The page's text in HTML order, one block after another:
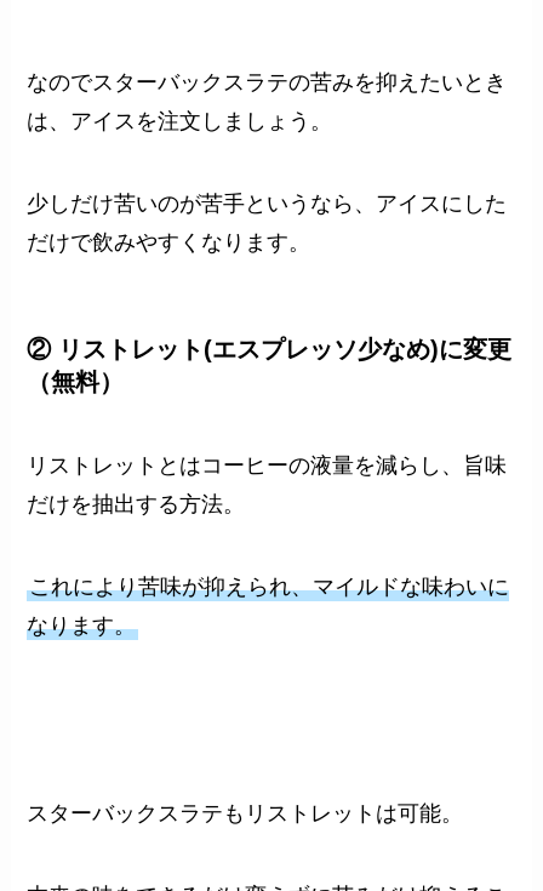
なのでスターバックスラテの苦みを抑えたいとき
は、アイスを注文しましょう。
少しだけ苦いのが苦手というなら、アイスにした
だけで飲みやすくなります。
② リストレット(エスプレッソ少なめ)に変更
（無料）
リストレットとはコーヒーの液量を減らし、旨味
だけを抽出する方法。
これにより苦味が抑えられ、マイルドな味わいに
なります。
スターバックスラテもリストレットは可能。